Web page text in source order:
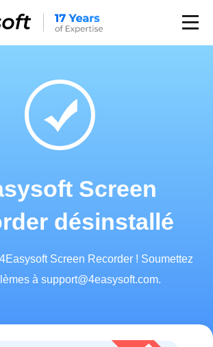
Screen
désinstallé
Screen Recorder ! Soumettez
à support@4easysoft.com.